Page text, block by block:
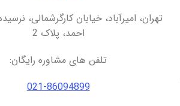
تهران، امیرآباد، خیابان کارگرشمالی،
احمد، پلاک 2
تلفن های مشاوره رایگان:
021-86094899